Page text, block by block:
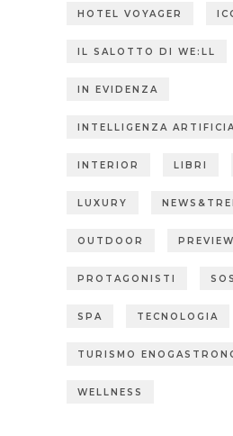
HOTEL VOYAGER
IL SALOTTO DI WE:LL
IN EVIDENZA
INTELLIGENZA
INTERIOR LIBRI
LUXURY
OUTDOOR PREVIEW
PROTAGONISTI
SPA TECNOLOGIA
TURISMO
WELLNESS